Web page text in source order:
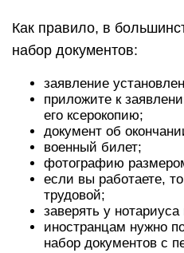
Как правило, в
набор документов:
заявление
приложите к
его ксерокопию;
документ об
военный билет;
фотографию
если вы работаете,
трудовой;
заверять у
иностранцам нужно
набор документов с